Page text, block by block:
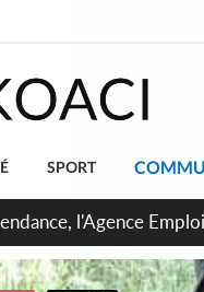
SPORT
les agents